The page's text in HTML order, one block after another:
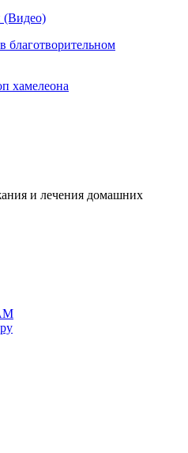
(Видео)
благотворительном
хамелеона
и лечения домашних